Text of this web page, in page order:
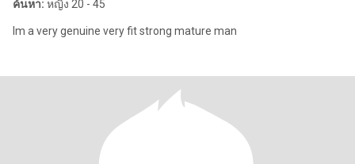
ค้นหา: หญิง 20 - 45
Im a very genuine very fit strong mature man